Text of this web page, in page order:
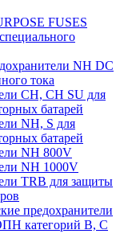
FUSES
NH DC
тока
CH, CH SU для
батарей
NH, S для
батарей
NH 800V
NH 1000V
TRB для защиты
предохранители
категорий B, C